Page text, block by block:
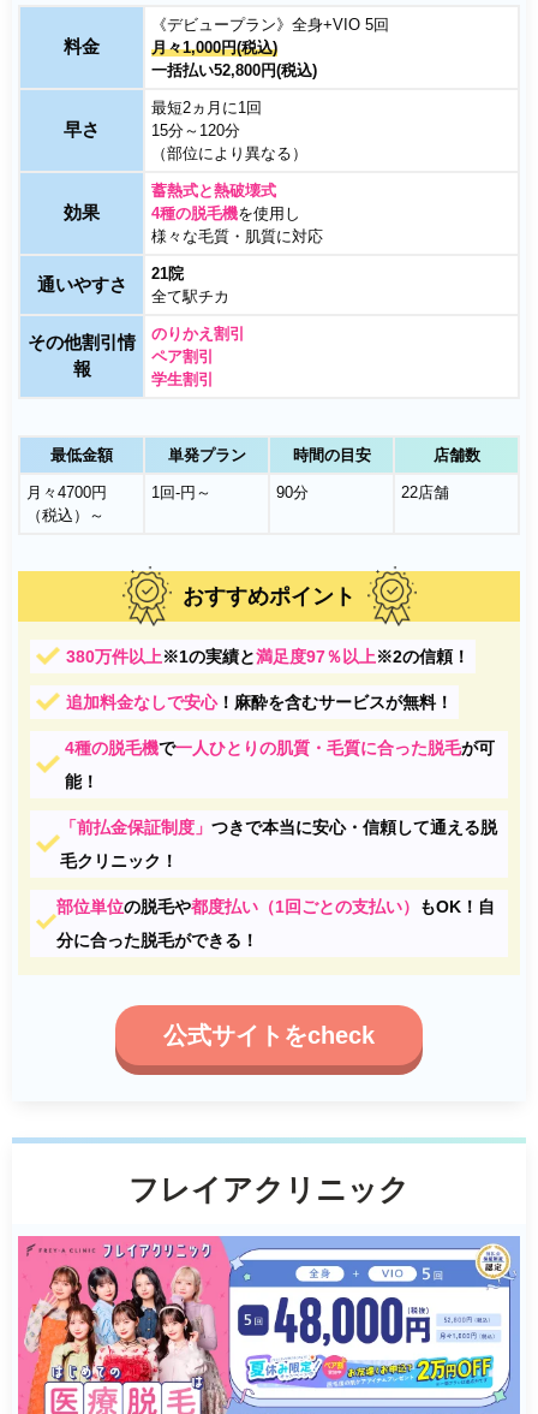
料金
《デビュープラン》全身+VIO 5回
月々1,000円(税込)
一括払い52,800円(税込)
早さ
最短2ヵ月に1回
15分～120分
（部位により異なる）
効果
蓄熱式と熱破壊式
4種の脱毛機を使用し
様々な毛質・肌質に対応
通いやすさ
21院
全て駅チカ
その他割引情
報
のりかえ割引
ペア割引
学生割引
最低金額 単発プラン 時間の目安 店舗数
月々4700円
（税込）～
1回-円～ 90分 22店舗
おすすめポイント
380万件以上※1の実績と満足度97％以上※2の信頼！
追加料金なしで安心！麻酔を含むサービスが無料！
4種の脱毛機で一人ひとりの肌質・毛質に合った脱毛が可
能！
「前払金保証制度」 つきで本当に安心・信頼して通える脱
毛クリニック！
部位単位の脱毛や都度払い（1回ごとの支払い）
もOK！自
分に合った脱毛ができる！
公式サイトをcheck
フレイアクリニック